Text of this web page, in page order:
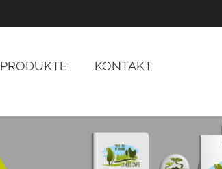
google-site-
PRODUKTE KONTAKT